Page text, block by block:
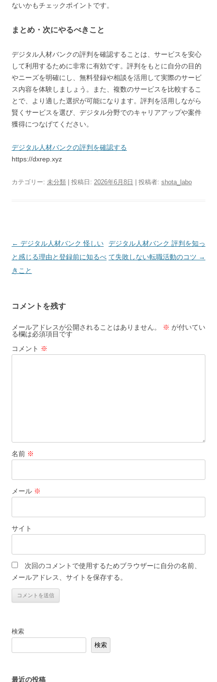
ないかもチェックポイントです。
まとめ・次にやるべきこと
デジタル人材バンクの評判を確認することは、サービスを安心
して利用するために非常に有効です。評判をもとに自分の目的
やニーズを明確にし、無料登録や相談を活用して実際のサービ
ス内容を体験しましょう。また、複数のサービスを比較するこ
とで、より適した選択が可能になります。評判を活用しながら
賢くサービスを選び、デジタル分野でのキャリアアップや案件
獲得につなげてください。
デジタル人材バンクの評判を確認する
https://dxrep.xyz
カテゴリー: 未分類 | 投稿日: 2026年6月8日 投稿者: shota_labo
投
稿
ナ
ー
シ
ョ
ン
← デジタル人材バンク 怪しい
と感じる理由と登録前に知るべ
きこと
デジタル人材バンク 評判を知っ
て失敗しない転職活動のコツ →
コメントを残す
メールアドレスが公開されることはありません。 ※ が付いてい
る欄は必須項目です
コメント ※
名前 ※
メール ※
サイト
次回のコメントで使用するためブラウザーに自分の名前、
メールアドレス、サイトを保存する。
検索
検索
最近の投稿